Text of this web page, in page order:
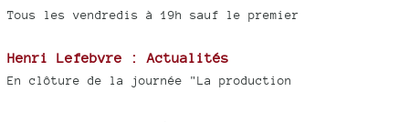
Tous les vendredis à 19h sauf le premier
Henri Lefebvre : Actualités
En clôture de la journée "La production